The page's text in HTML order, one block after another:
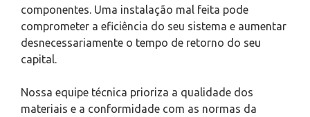
componentes. Uma instalação mal feita pode
comprometer a eficiência do seu sistema e aumentar
desnecessariamente o tempo de retorno do seu
capital.
Nossa equipe técnica prioriza a qualidade dos
materiais e a conformidade com as normas da